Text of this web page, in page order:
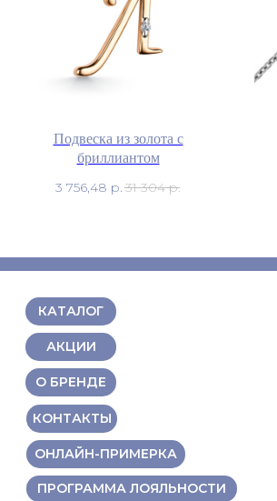
Подвеска из золота с
бриллиантом
3 756,48 р. 31 304 р.
КАТАЛОГ
АКЦИИ
О БРЕНДЕ
КОНТАКТЫ
ОНЛАЙН-ПРИМЕРКА
ПРОГРАММА ЛОЯЛЬНОСТИ